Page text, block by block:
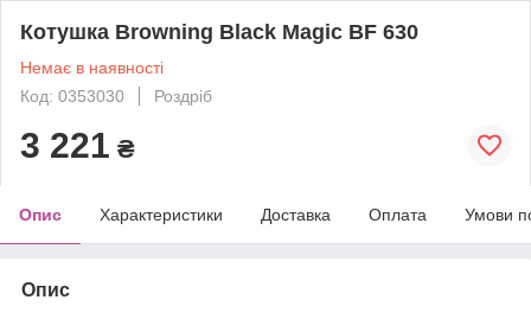
Котушка Browning Black Magic BF 630
Немає в наявності
Код: 0353030
Роздріб
3 221 ₴
Опис Характеристики Доставка Оплата Умови
Опис